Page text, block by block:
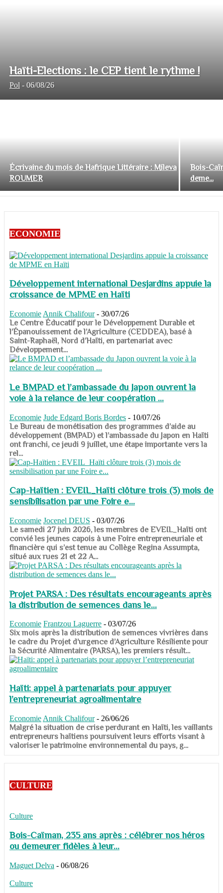
Haïti-Elections : le CEP tient le rythme !
Pol - 06/08/26
Écrivaine du mois de Hafrique Littéraire : Mileva
ROUMER
Bois-
deme...
ECONOMIE
Développement international Desjardins appuie la
croissance de MPME en Haïti
Economie Annik Chalifour - 30/07/26
​​​​​​​Le Centre Éducatif pour le Développement Durable et
l’Épanouissement de l’Agriculture (CEDDEA), basé à
Saint-Raphaël, Nord d’Haïti, en partenariat avec
Développement...
Le BMPAD et l’ambassade du Japon ouvrent la
voie à la relance de leur coopération ...
Economie Jude Edgard Boris Bordes - 10/07/26
​​​​​​​Le Bureau de monétisation des programmes d’aide au
développement (BMPAD) et l’ambassade du Japon en Haïti
ont franchi, ce jeudi 9 juillet, une étape importante vers la
rel...
Cap-Haïtien : EVEIL_Haïti clôture trois (3) mois de
sensibilisation par une Foire e...
Economie Jocenel DEUS - 03/07/26
Le samedi 27 juin 2026, les membres de EVEIL_Haïti ont
convié les jeunes capois à une Foire entrepreneuriale et
financière qui s’est tenue au Collège Regina Assumpta,
situé aux rues 21 et 22 A...
Projet PARSA : Des résultats encourageants après
la distribution de semences dans le...
Economie Frantzou Laguerre - 03/07/26
​​​​​​​Six mois après la distribution de semences vivrières dans
le cadre du Projet d’urgence d’Agriculture Résiliente pour
la Sécurité Alimentaire (PARSA), les premiers résult...
Haïti: appel à partenariats pour appuyer
l’entrepreneuriat agroalimentaire
Economie Annik Chalifour - 26/06/26
​​​​​​​Malgré la situation de crise perdurant en Haïti, les vaillants
entrepreneurs haïtiens poursuivent leurs efforts visant à
valoriser le patrimoine environnemental du pays, g...
CULTURE
Culture
Bois-Caïman, 235 ans après : célébrer nos héros
ou demeurer fidèles à leur...
Maguet Delva - 06/08/26
Culture